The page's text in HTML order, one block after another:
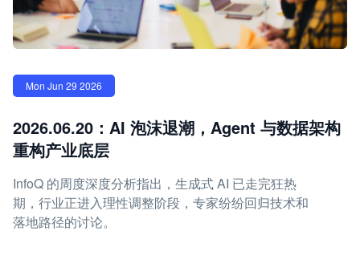
Mon Jun 29 2026
2026.06.20：AI 泡沫退潮，Agent 与数据架构
重构产业底层
InfoQ 的周度深度分析指出，生成式 AI 已走完狂热
期，行业正进入理性调整阶段，专家纷纷回归技术和
落地路径的讨论。